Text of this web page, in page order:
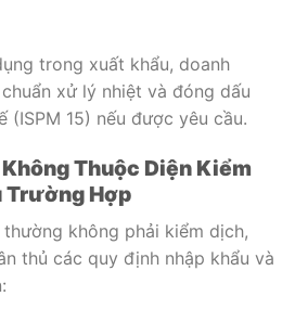
trong xuất khẩu, doanh
xử lý nhiệt và đóng dấu
15) nếu được yêu cầu.
Thuộc Diện Kiểm
Trường Hợp
không phải kiểm dịch,
thủ các quy định nhập khẩu và